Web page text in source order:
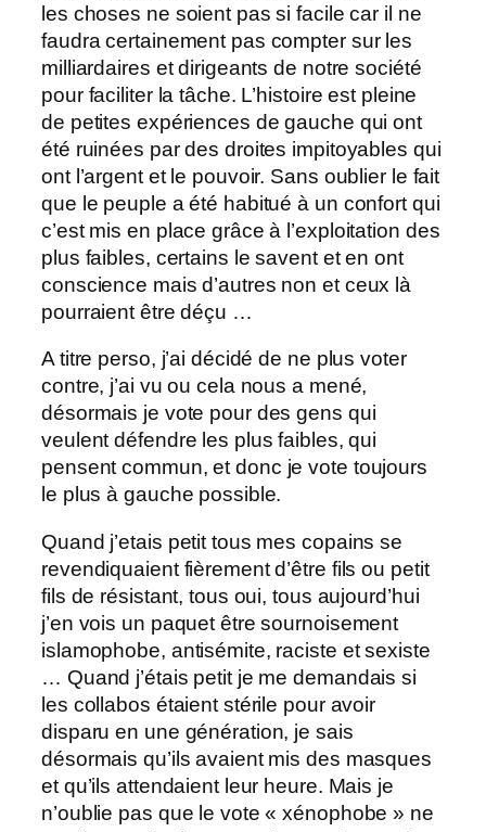
les choses ne soient pas si facile car il ne
faudra certainement pas compter sur les
milliardaires et dirigeants de notre société
pour faciliter la tâche. L’histoire est pleine
de petites expériences de gauche qui ont
été ruinées par des droites impitoyables qui
ont l’argent et le pouvoir. Sans oublier le fait
que le peuple a été habitué à un confort qui
c’est mis en place grâce à l’exploitation des
plus faibles, certains le savent et en ont
conscience mais d’autres non et ceux là
pourraient être déçu …
A titre perso, j’ai décidé de ne plus voter
contre, j’ai vu ou cela nous a mené,
désormais je vote pour des gens qui
veulent défendre les plus faibles, qui
pensent commun, et donc je vote toujours
le plus à gauche possible.
Quand j’etais petit tous mes copains se
revendiquaient fièrement d’être fils ou petit
fils de résistant, tous oui, tous aujourd’hui
j’en vois un paquet être sournoisement
islamophobe, antisémite, raciste et sexiste
… Quand j’étais petit je me demandais si
les collabos étaient stérile pour avoir
disparu en une génération, je sais
désormais qu’ils avaient mis des masques
et qu’ils attendaient leur heure. Mais je
n’oublie pas que le vote « xénophobe » ne